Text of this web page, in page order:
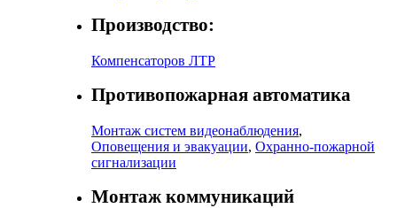
Производство:
Компенсаторов ЛТР
Противопожарная автоматика
Монтаж систем видеонаблюдения,
Оповещения и эвакуации, Охранно-пожарной
сигнализации
Монтаж коммуникаций